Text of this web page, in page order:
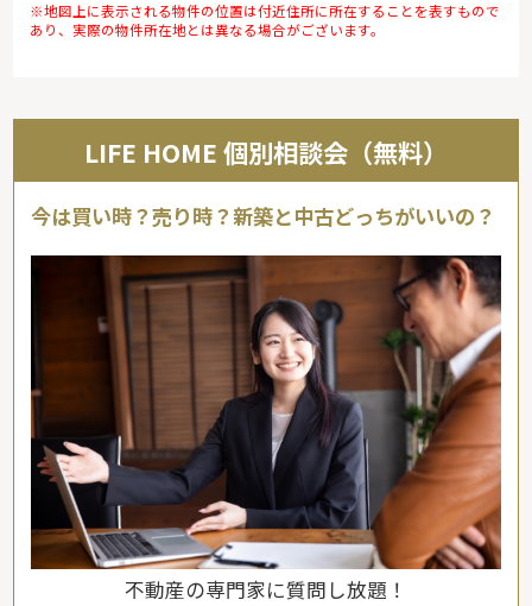
※地図上に表示される物件の位置は付近住所に所在することを表すもので
あり、実際の物件所在地とは異なる場合がございます。
LIFE HOME 個別相談会（無料）
今は買い時？売り時？新築と中古どっちがいいの？
不動産の専門家に質問し放題！